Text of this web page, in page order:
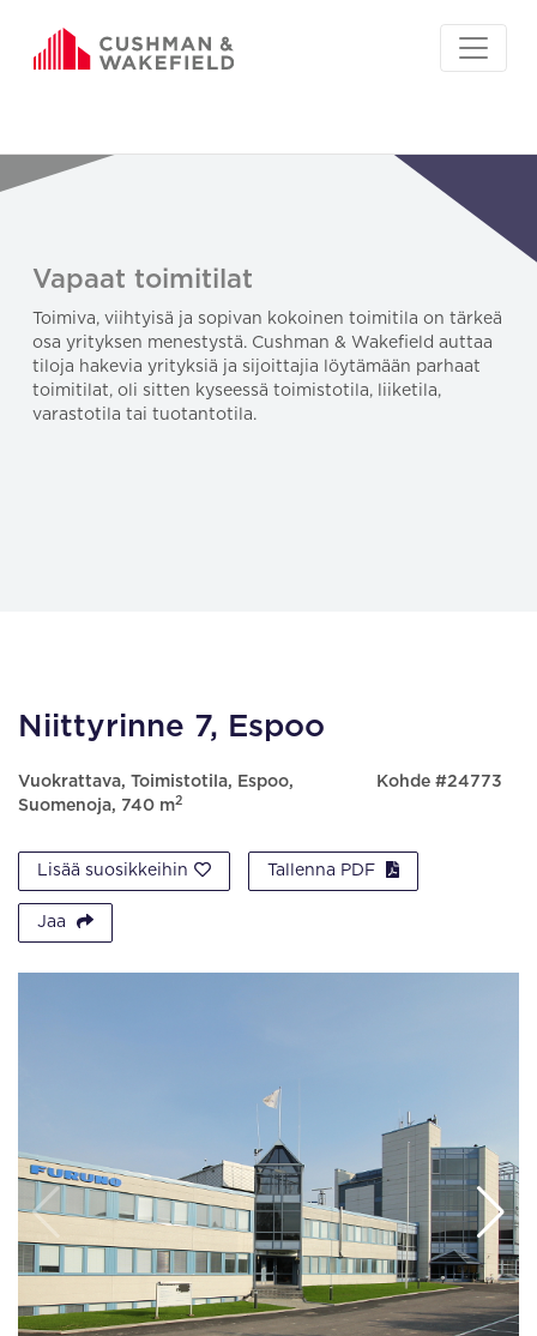
Vapaat toimitilat
Toimiva, viihtyisä ja sopivan kokoinen toimitila on tärkeä
osa yrityksen menestystä. Cushman & Wakefield auttaa
tiloja hakevia yrityksiä ja sijoittajia löytämään parhaat
toimitilat, oli sitten kyseessä toimistotila, liiketila,
varastotila tai tuotantotila.
Niittyrinne 7, Espoo
Vuokrattava, Toimistotila, Espoo,
Suomenoja, 740 m2
Kohde #24773
Lisää suosikkeihin Tallenna PDF
Jaa